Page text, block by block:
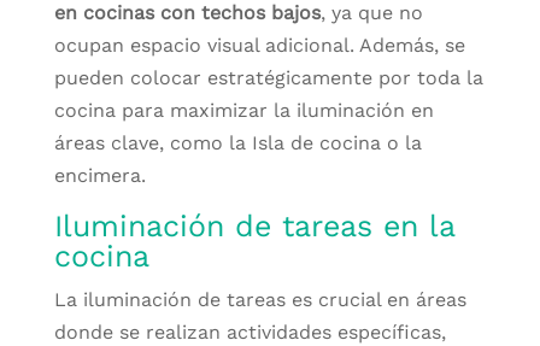
en cocinas con techos bajos, ya que no
ocupan espacio visual adicional. Además, se
pueden colocar estratégicamente por toda la
cocina para maximizar la iluminación en
áreas clave, como la Isla de cocina o la
encimera.
Iluminación de tareas en la
cocina
La iluminación de tareas es crucial en áreas
donde se realizan actividades específicas,